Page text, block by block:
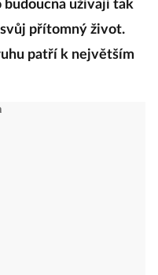
budoucna užívají tak
přítomný život.
patří k největším